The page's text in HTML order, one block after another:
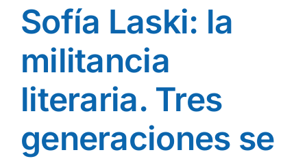
Sofía Laski: la
militancia
literaria. Tres
generaciones se